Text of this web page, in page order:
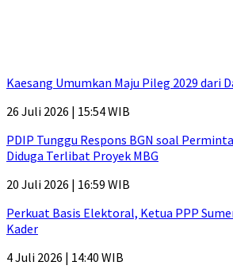
Kaesang Umumkan Maju Pileg 2029 dari
26 Juli 2026 | 15:54 WIB
PDIP Tunggu Respons BGN soal
Diduga Terlibat Proyek MBG
20 Juli 2026 | 16:59 WIB
Perkuat Basis Elektoral, Ketua PPP
Kader
4 Juli 2026 | 14:40 WIB